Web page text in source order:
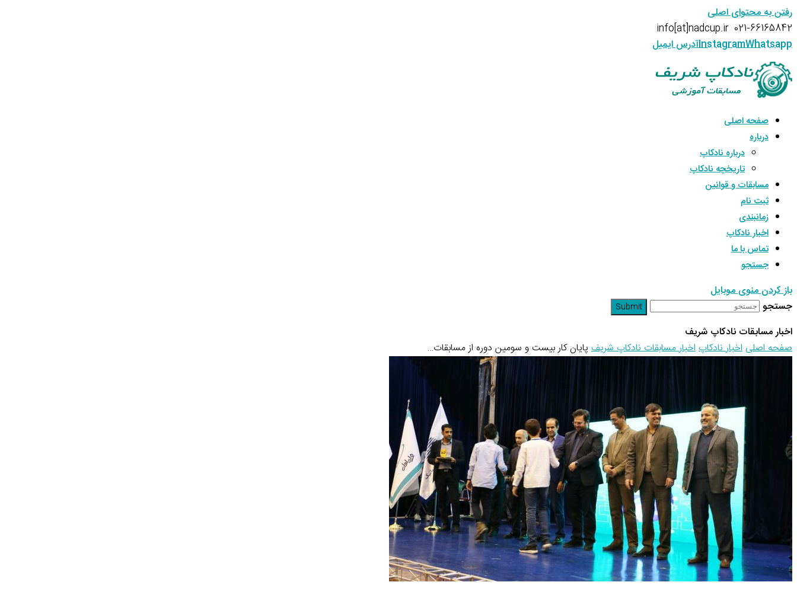
رفتن به محتوای اصلی
021-66165842
info[at]nadcup.ir
InstagramWhatsapp آدرس ایمیل
صفحه اصلی
درباره
درباره نادکاپ
تاریخچه نادکاپ
مسابقات و قوانین
ثبت نام
زمانبندی
اخبار نادکاپ
تماس با ما
جستجو
باز کردن منوی موبایل
جستجو
Submit
اخبار مسابقات نادکاپ شریف
صفحه اصلی اخبار نادکاپاخبار مسابقات نادکاپ شریف پایان کار بیست و سومین دوره از مسابقات…